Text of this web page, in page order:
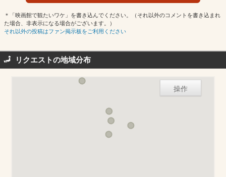
＊「映画館で観たいワケ」を書き込んでください。（それ以外のコメントを書き込まれ
た場合、非表示になる場合がございます。）
それ以外の投稿はファン掲示板をご利用ください
リクエストの地域分布
操作